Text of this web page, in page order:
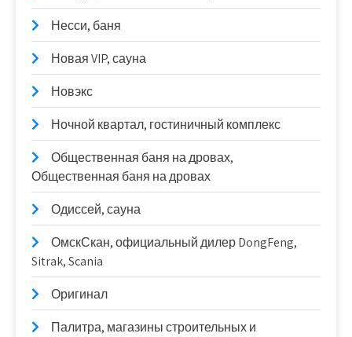
Несси, баня
Новая VIP, сауна
Новэкс
Ночной квартал, гостиничный комплекс
Общественная баня на дровах,
Общественная баня на дровах
Одиссей, сауна
ОмскСкан, официальный дилер DongFeng,
Sitrak, Scania
Оригинал
Палитра, магазины строительных и